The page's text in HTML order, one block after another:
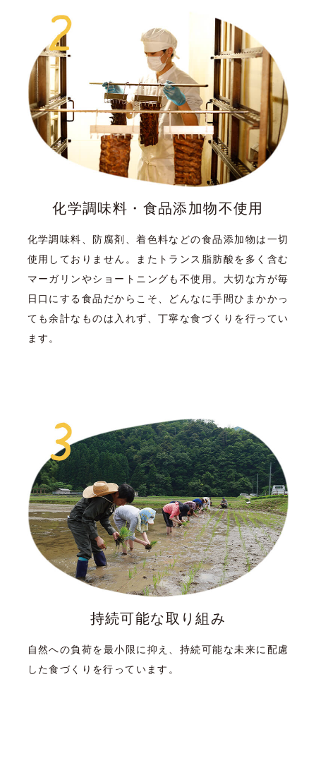
化学調味料・食品添加物不使用
化学調味料、防腐剤、着色料などの食品添加物は一切
使用しておりません。またトランス脂肪酸を多く含む
マーガリンやショートニングも不使用。大切な方が毎
日口にする食品だからこそ、どんなに手間ひまかかっ
ても余計なものは入れず、丁寧な食づくりを行ってい
ます。
持続可能な取り組み
自然への負荷を最小限に抑え、持続可能な未来に配慮
した食づくりを行っています。